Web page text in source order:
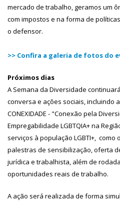
mercado de trabalho, geramos um
com impostos e na forma de
o defensor.
>> Confira a galeria de fotos do
Próximos dias
A Semana da Diversidade
conversa e ações sociais, incluindo
CONEXIDADE - "Conexão pela
Empregabilidade LGBTQIA+ na
serviços à população LGBTI+, como
palestras de sensibilização, oferta
jurídica e trabalhista, além de
oportunidades reais de trabalho.
A ação será realizada de forma